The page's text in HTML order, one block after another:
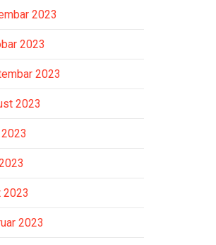
2023
2023
2023
2023
2023
2023